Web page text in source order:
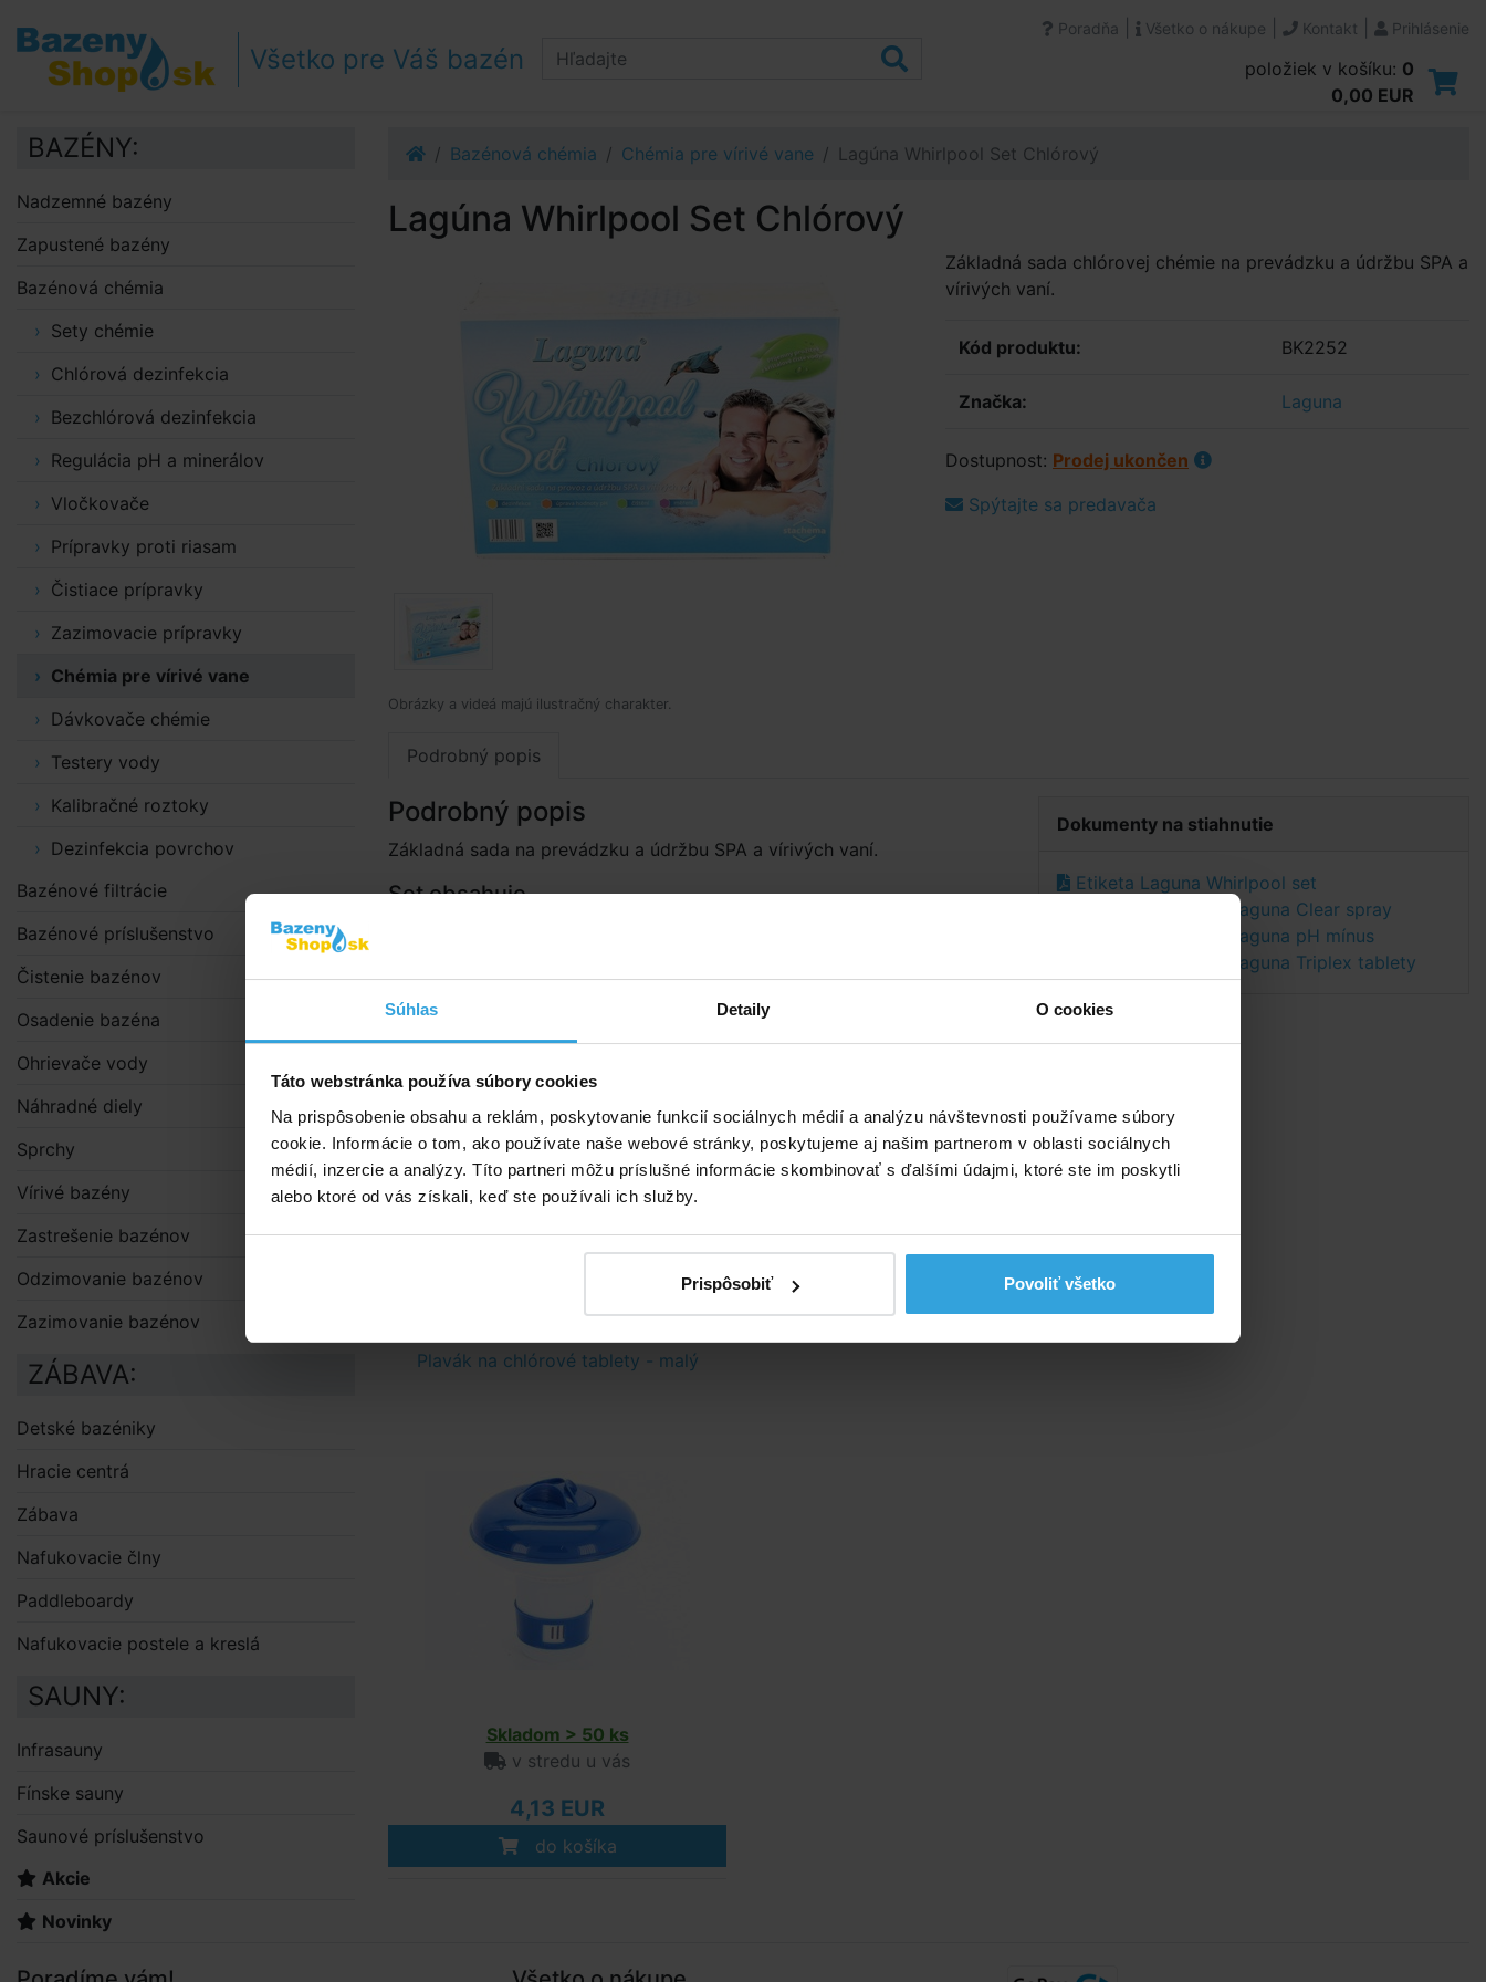
Súhlas Detaily O cookies
Táto webstránka používa súbory cookies
Na prispôsobenie obsahu a reklám, poskytovanie funkcií sociálnych médií a analýzu návštevnosti používame súbory
cookie. Informácie o tom, ako používate naše webové stránky, poskytujeme aj našim partnerom v oblasti sociálnych
médií, inzercie a analýzy. Títo partneri môžu príslušné informácie skombinovať s ďalšími údajmi, ktoré ste im poskytli
alebo ktoré od vás získali, keď ste používali ich služby.
Prispôsobiť Povoliť všetko
Prejsť na obsah
Prejsť k bočnému stĺpci
Klávesové skratky
Všetko pre Váš bazén
Poradňa Všetko o nákupe Kontakt Prihlásenie
položiek v košíku: 0
0,00 EUR
Bazénová chémia Chémia pre vírivé vane Lagúna Whirlpool Set Chlórový
Lagúna Whirlpool Set Chlórový
Obrázky a videá majú ilustračný charakter.
Základná sada chlórovej chémie na prevádzku a údržbu SPA a
vírivých vaní.
Kód produktu: BK2252
Značka: Laguna
Dostupnost: Prodej ukončen
Spýtajte sa predavača
Podrobný popis
Podrobný popis
Základná sada na prevádzku a údržbu SPA a vírivých vaní.
Set obsahuje
škvŕn zo stien bazéna.
Laguna MINI Triplex tablety
pre celosezónnu priebežnú údržbu vody. Umožňuje vyvločkovanie
nečistôt, likviduje riasy a zabraňuje ich rastu.
Laguna tester 4v1– slúži na meranie hodnôt pH, obsahu chlóru
Dokumenty na stiahnutie
Etiketa Laguna Whirlpool set
Bezpečnostný list Laguna Clear spray
Bezpečnostný list Laguna pH mínus
Bezpečnostný list Laguna Triplex tablety
Doporučené príslušenstvo (1)
Plavák na chlórové tablety - malý
Skladom > 50 ks
v stredu u vás
4,13 EUR
do košíka
BAZÉNY:
Nadzemné bazény
Zapustené bazény
Bazénová chémia
Sety chémie
Chlórová dezinfekcia
Bezchlórová dezinfekcia
Regulácia pH a minerálov
Vločkovače
Prípravky proti riasam
Čistiace prípravky
Zazimovacie prípravky
Chémia pre vírivé vane
Dávkovače chémie
Testery vody
Kalibračné roztoky
Dezinfekcia povrchov
Bazénové filtrácie
Bazénové príslušenstvo
Čistenie bazénov
Osadenie bazéna
Ohrievače vody
Náhradné diely
Sprchy
Vírivé bazény
Zastrešenie bazénov
Odzimovanie bazénov
Zazimovanie bazénov
ZÁBAVA:
Detské bazéniky
Hracie centrá
Zábava
Nafukovacie člny
Paddleboardy
Nafukovacie postele a kreslá
SAUNY:
Infrasauny
Fínske sauny
Saunové príslušenstvo
Akcie
Novinky